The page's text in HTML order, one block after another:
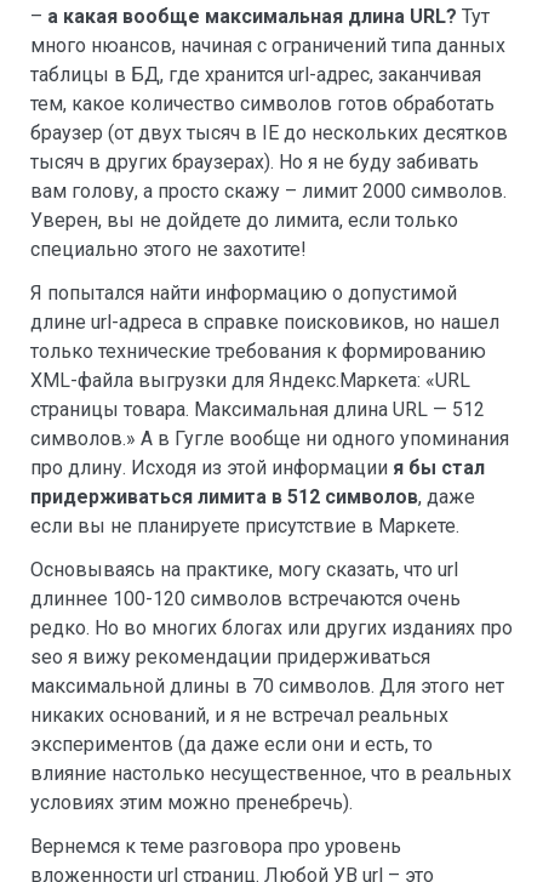
– а какая вообще максимальная длина URL? Тут
много нюансов, начиная с ограничений типа данных
таблицы в БД, где хранится url-адрес, заканчивая
тем, какое количество символов готов обработать
браузер (от двух тысяч в IE до нескольких десятков
тысяч в других браузерах). Но я не буду забивать
вам голову, а просто скажу – лимит 2000 символов.
Уверен, вы не дойдете до лимита, если только
специально этого не захотите!
Я попытался найти информацию о допустимой
длине url-адреса в справке поисковиков, но нашел
только технические требования к формированию
XML-файла выгрузки для Яндекс.Маркета: «URL
страницы товара. Максимальная длина URL — 512
символов.» А в Гугле вообще ни одного упоминания
про длину. Исходя из этой информации я бы стал
придерживаться лимита в 512 символов, даже
если вы не планируете присутствие в Маркете.
Основываясь на практике, могу сказать, что url
длиннее 100-120 символов встречаются очень
редко. Но во многих блогах или других изданиях про
seo я вижу рекомендации придерживаться
максимальной длины в 70 символов. Для этого нет
никаких оснований, и я не встречал реальных
экспериментов (да даже если они и есть, то
влияние настолько несущественное, что в реальных
условиях этим можно пренебречь).
Вернемся к теме разговора про уровень
вложенности url страниц. Любой УВ url – это